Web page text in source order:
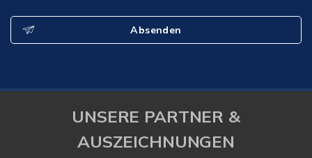
Absenden
UNSERE PARTNER &
AUSZEICHNUNGEN